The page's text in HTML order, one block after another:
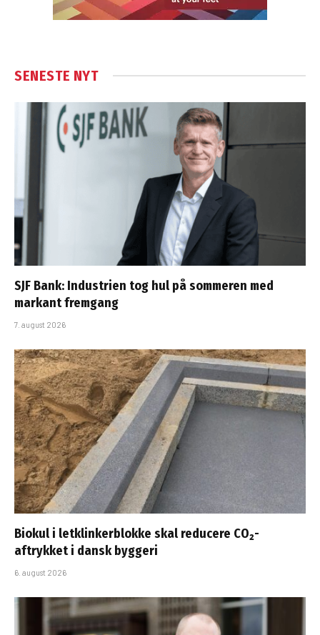
SENESTE NYT
SJF Bank: Industrien tog hul på sommeren med
markant fremgang
7. august 2026
Biokul i letklinkerblokke skal reducere CO₂-
aftrykket i dansk byggeri
6. august 2026